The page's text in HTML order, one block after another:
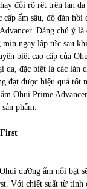
đổi rõ rệt trên làn
ẩm sâu, độ đàn hồi
Đáng chú ý là
mịn ngay lập tức sau
biệt cao cấp của
da, đặc biệt là các làn
đạt được hiệu quả tốt
Ohui Prime
phẩm.
dưỡng ẩm nổi bật
Với chiết suất từ tinh